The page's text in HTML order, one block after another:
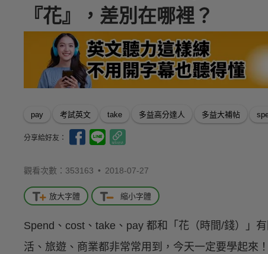
『花』，差別在哪裡？
pay 考試英文 take 多益高分達人 多益大補帖
分享給好友：
觀看次數：353163 • 2018-07-27
放大字體 縮小字體
Spend、cost、take、pay 都和「花（時間/錢）」
活、旅遊、商業都非常常用到，今天一定要學起來！